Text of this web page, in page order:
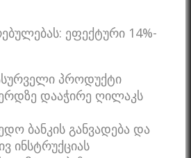
ეფექტური 14%-
პროდუქტი
დააჭირე ღილაკს
ბანკის განვადება და
ინსტრუქციას